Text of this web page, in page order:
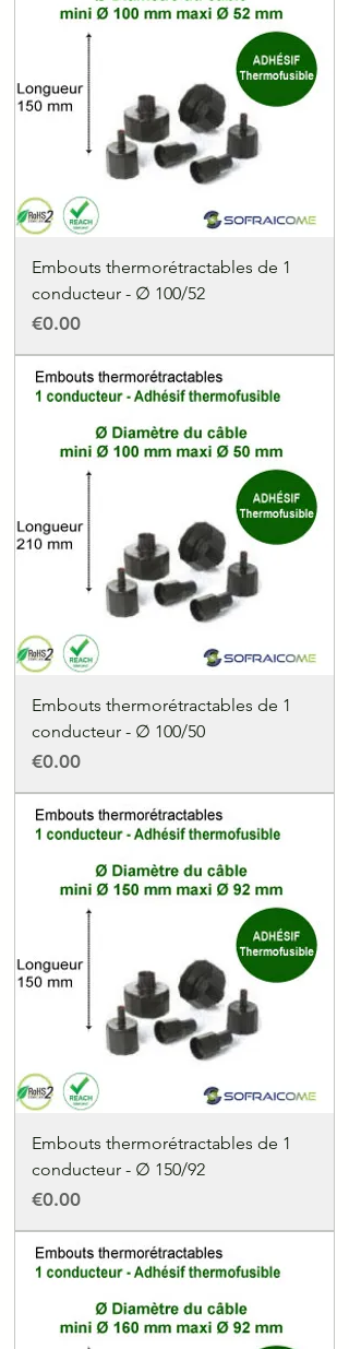
Embouts thermorétractables de 1
conducteur - ∅ 100/52
Price
€0.00
Embouts thermorétractables de 1
conducteur - ∅ 100/50
Price
€0.00
Embouts thermorétractables de 1
conducteur - ∅ 150/92
Price
€0.00